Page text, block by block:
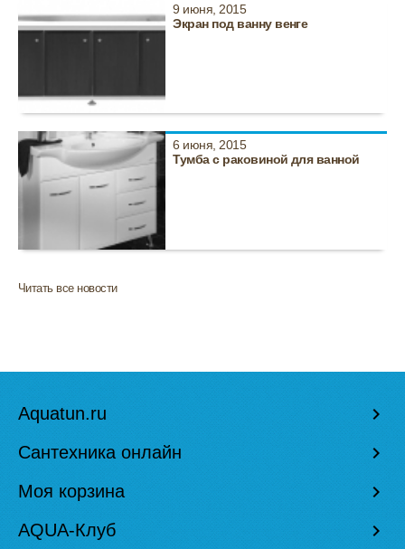
9 июня, 2015
Экран под ванну венге
6 июня, 2015
Тумба с раковиной для ванной
Читать все новости
Aquatun.ru keyboard_arrow_right
Сантехника онлайн keyboard_arrow_right
Моя корзина keyboard_arrow_right
AQUA-Клуб keyboard_arrow_right